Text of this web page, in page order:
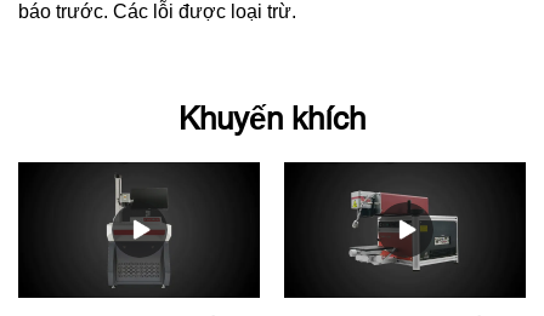
báo trước. Các lỗi được loại trừ.
Khuyến khích